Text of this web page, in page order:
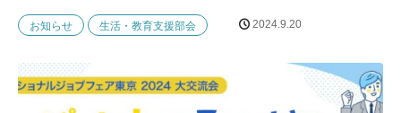
お知らせ 生活・教育支援部会 2024.9.20